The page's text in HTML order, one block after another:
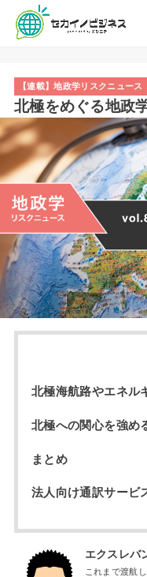
【連載】地政学リスクニュース
北極をめぐる地政
北極海航路やエネル
北極への関心を強め
まとめ
法人向け通訳サービ
エクスレバ
これまで渡航